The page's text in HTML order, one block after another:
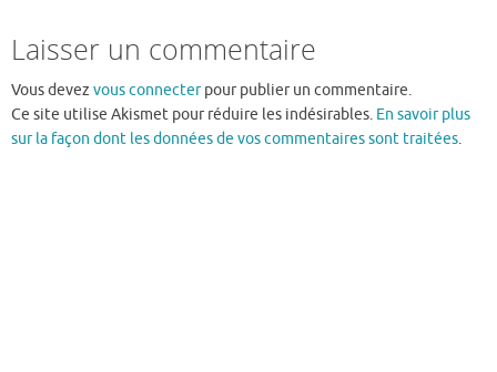
Laisser un commentaire
Vous devez vous connecterpour publier un commentaire.
Ce site utilise Akismet pour réduire les indésirables. En savoir plus
sur la façon dont les données de vos commentaires sont traitées.